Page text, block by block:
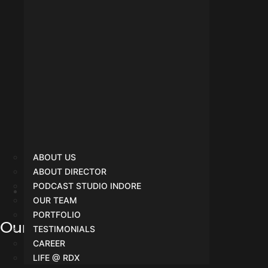
ABOUT US
ABOUT DIRECTOR
PODCAST STUDIO INDORE
OUR TEAM
PORTFOLIO
TESTIMONIALS
CAREER
LIFE @ RDX
Blogs
Our Services